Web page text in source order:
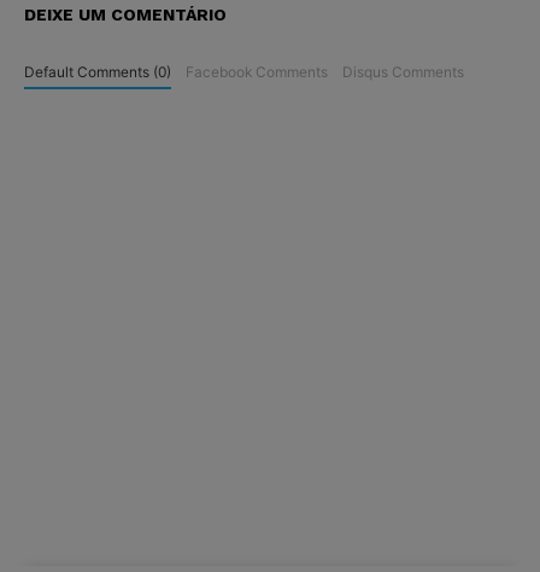
DEIXE UM COMENTÁRIO
Default Comments (0) Facebook Comments Disqus Comments